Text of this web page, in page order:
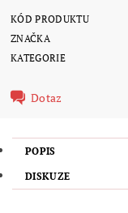
KÓD PRODUKTU
ZNAČKA
KATEGORIE
Dotaz
POPIS
DISKUZE